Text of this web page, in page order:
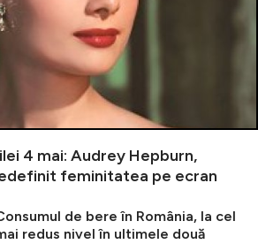
4 mai: Audrey Hepburn,
feminitatea pe ecran
de bere în România, la cel
redus nivel în ultimele două